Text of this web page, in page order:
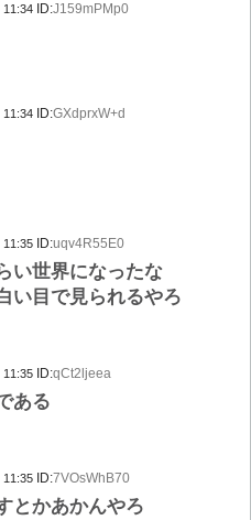
11:34 ID:J159mPMp0
11:34 ID:GXdprxW+d
11:35 ID:uqv4R55E0
い世界になったな
い目で見られるやろ
11:35 ID:qCt2ljeea
ある
11:35 ID:7VOsWhB70
とかあかんやろ